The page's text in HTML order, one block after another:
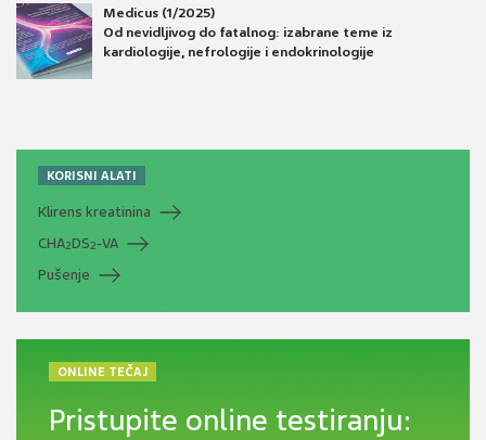
Medicus (1/2025)
Od nevidljivog do fatalnog: izabrane teme iz
kardiologije, nefrologije i endokrinologije
KORISNI ALATI
Klirens kreatinina
CHA2DS2-VA
Pušenje
ONLINE TEČAJ
Pristupite online testiranju: